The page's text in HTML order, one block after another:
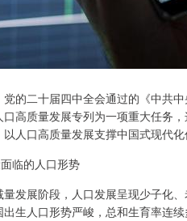
的二十届四中全会通过的《中共
高质量发展专列为一项重大任务
人口高质量发展支撑中国式现代化
临的人口形势
发展阶段，人口发展呈现少子化
生人口形势严峻，总和生育率连